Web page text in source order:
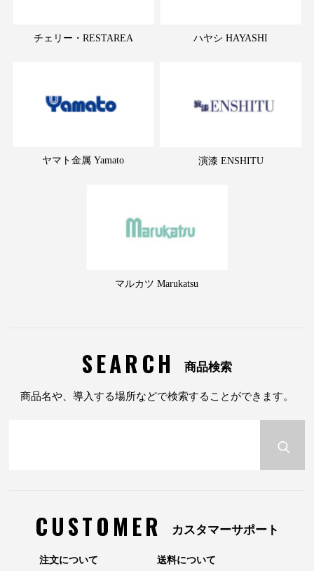
チェリー・RESTAREA ハヤシ HAYASHI
ヤマト金属 Yamato 演漆 ENSHITU
マルカツ Marukatsu
SEARCH 商品検索
商品名や、導入する場所などで検索することができます。
CUSTOMER カスタマーサポート
注文について
送料について